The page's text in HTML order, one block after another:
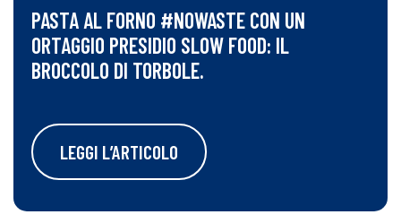
PASTA AL FORNO #NOWASTE CON UN
ORTAGGIO PRESIDIO SLOW FOOD: IL
BROCCOLO DI TORBOLE.
LEGGI L’ARTICOLO